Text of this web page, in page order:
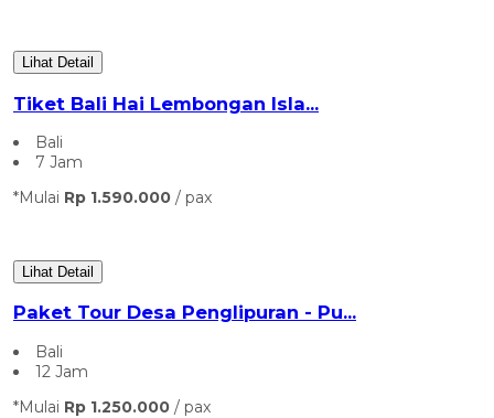
Lihat Detail
⁠Tiket Bali Hai Lembongan Isla...
Bali
7 Jam
*Mulai Rp 1.590.000 / pax
Lihat Detail
Paket Tour Desa Penglipuran - Pu...
Bali
12 Jam
*Mulai Rp 1.250.000 / pax